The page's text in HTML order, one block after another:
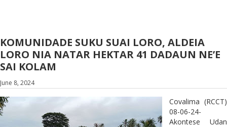
KOMUNIDADE SUKU SUAI LORO, ALDEIA
LORO NIA NATAR HEKTAR 41 DADAUN NE’E
SAI KOLAM
June 8, 2024
Covalima (RCCT)
08-06-24-
Akontese Udan